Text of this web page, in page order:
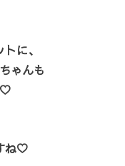
に、
ゃんも
♡
ね♡